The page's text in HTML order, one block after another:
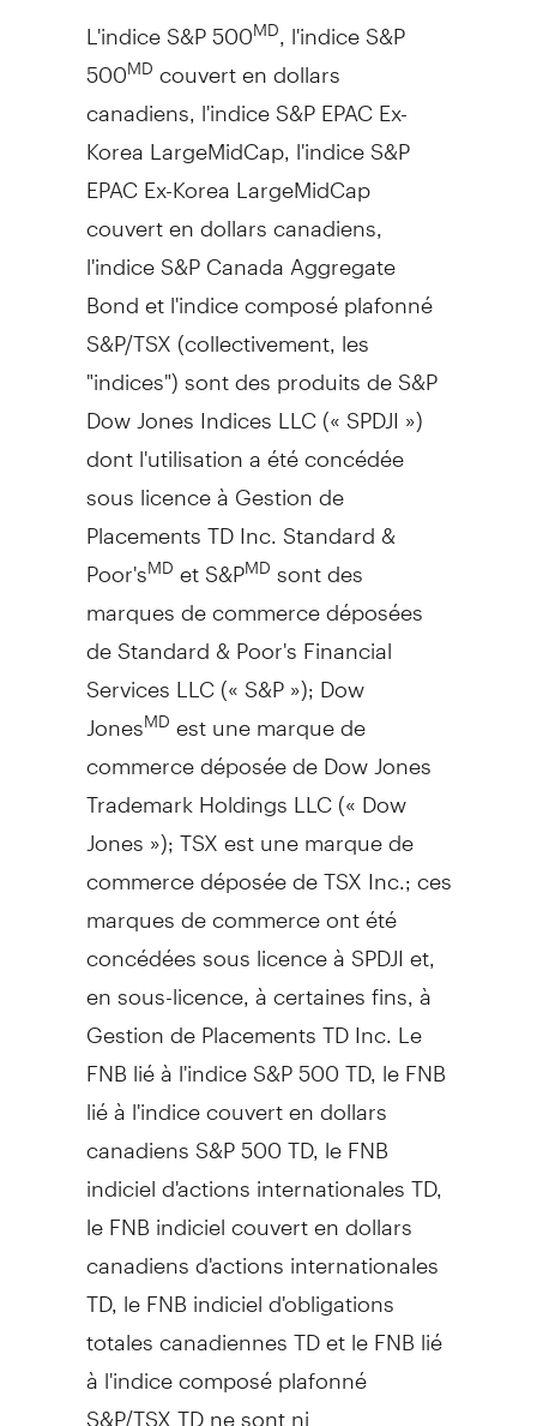
L'indice S&P 500MD , l'indice S&P
500MD couvert en dollars
canadiens, l'indice S&P EPAC Ex-
Korea LargeMidCap, l'indice S&P
EPAC Ex-Korea LargeMidCap
couvert en dollars canadiens,
l'indice S&P Canada Aggregate
Bond et l'indice composé plafonné
S&P/TSX (collectivement, les
"indices") sont des produits de S&P
Dow Jones Indices LLC (« SPDJI »)
dont l'utilisation a été concédée
sous licence à Gestion de
Placements TD Inc. Standard &
Poor'sMD et S&PMD sont des
marques de commerce déposées
de Standard & Poor's Financial
Services LLC (« S&P »); Dow
JonesMD est une marque de
commerce déposée de Dow Jones
Trademark Holdings LLC (« Dow
Jones »); TSX est une marque de
commerce déposée de TSX Inc.; ces
marques de commerce ont été
concédées sous licence à SPDJI et,
en sous-licence, à certaines fins, à
Gestion de Placements TD Inc. Le
FNB lié à l'indice S&P 500 TD, le FNB
lié à l'indice couvert en dollars
canadiens S&P 500 TD, le FNB
indiciel d'actions internationales TD,
le FNB indiciel couvert en dollars
canadiens d'actions internationales
TD, le FNB indiciel d'obligations
totales canadiennes TD et le FNB lié
à l'indice composé plafonné
S&P/TSX TD ne sont ni